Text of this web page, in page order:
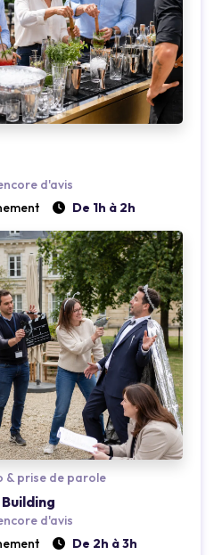
Loading...
d'avis
De 1h à 2h
Loading...
& prise de parole
d'avis
De 2h à 3h